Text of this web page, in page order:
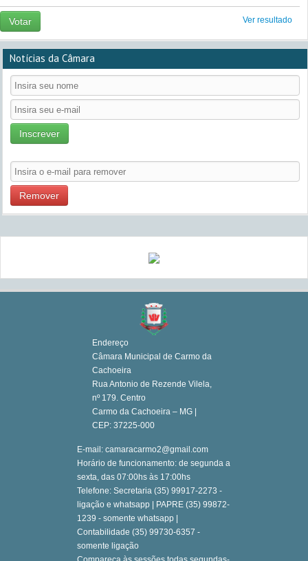
Votar Ver resultado
Notícias da Câmara
Inscrever
Remover
Endereço
Câmara Municipal de Carmo da
Cachoeira
Rua Antonio de Rezende Vilela,
nº 179. Centro
Carmo da Cachoeira – MG |
CEP: 37225-000
E-mail: camaracarmo2@gmail.com
Horário de funcionamento: de segunda a
sexta, das 07:00hs às 17:00hs
Telefone: Secretaria (35) 99917-2273 -
ligação e whatsapp | PAPRE (35) 99872-
1239 - somente whatsapp |
Contabilidade (35) 99730-6357 -
somente ligação